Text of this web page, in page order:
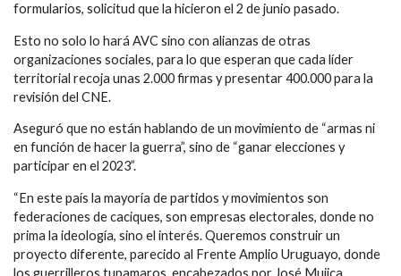
formularios, solicitud que la hicieron el 2 de junio pasado.
Esto no solo lo hará AVC sino con alianzas de otras
organizaciones sociales, para lo que esperan que cada líder
territorial recoja unas 2.000 firmas y presentar 400.000 para la
revisión del CNE.
Aseguró que no están hablando de un movimiento de “armas ni
en función de hacer la guerra”, sino de “ganar elecciones y
participar en el 2023”.
“En este país la mayoría de partidos y movimientos son
federaciones de caciques, son empresas electorales, donde no
prima la ideología, sino el interés. Queremos construir un
proyecto diferente, parecido al Frente Amplio Uruguayo, donde
los guerrilleros tupamaros, encabezados por José Mujica